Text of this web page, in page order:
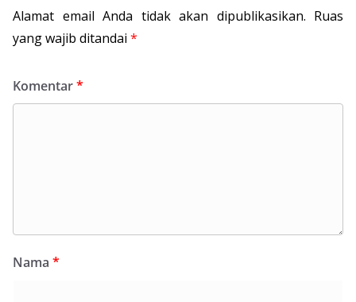
Alamat email Anda tidak akan dipublikasikan. Ruas
yang wajib ditandai *
Komentar*
Nama *